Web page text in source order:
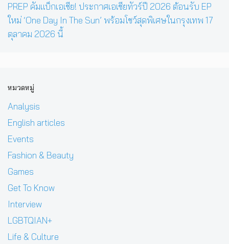
PREP คัมแบ็กเอเชีย! ประกาศเอเชียทัวร์ปี 2026 ต้อนรับ EP
ใหม่ ‘One Day In The Sun’ พร้อมโชว์สุดพิเศษในกรุงเทพ 17
ตุลาคม 2026 นี้
หมวดหมู่
Analysis
English articles
Events
Fashion & Beauty
Games
Get To Know
Interview
LGBTQIAN+
Life & Culture